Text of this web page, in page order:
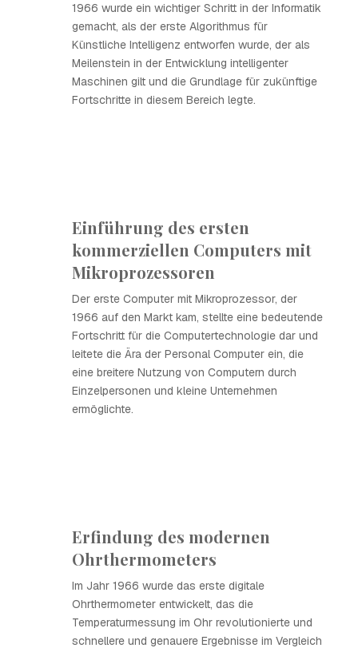
1966 wurde ein wichtiger Schritt in der Informatik
gemacht, als der erste Algorithmus für
Künstliche Intelligenz entworfen wurde, der als
Meilenstein in der Entwicklung intelligenter
Maschinen gilt und die Grundlage für zukünftige
Fortschritte in diesem Bereich legte.
Einführung des ersten
kommerziellen Computers mit
Mikroprozessoren
Der erste Computer mit Mikroprozessor, der
1966 auf den Markt kam, stellte eine bedeutende
Fortschritt für die Computertechnologie dar und
leitete die Ära der Personal Computer ein, die
eine breitere Nutzung von Computern durch
Einzelpersonen und kleine Unternehmen
ermöglichte.
Erfindung des modernen
Ohrthermometers
Im Jahr 1966 wurde das erste digitale
Ohrthermometer entwickelt, das die
Temperaturmessung im Ohr revolutionierte und
schnellere und genauere Ergebnisse im Vergleich